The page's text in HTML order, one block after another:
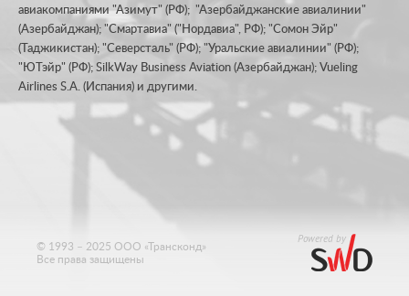
авиакомпаниями "Азимут" (РФ); "Азербайджанские авиалинии"
(Азербайджан); "Смартавиа" ("Нордавиа", РФ); "Сомон Эйр"
(Таджикистан); "Северсталь" (РФ); "Уральские авиалинии" (РФ);
"ЮТэйр" (РФ); SilkWay Business Aviation (Азербайджан); Vueling
Airlines S.A. (Испания) и другими.
© 1993 – 2025 ООО «Трансконд»
Все права защищены